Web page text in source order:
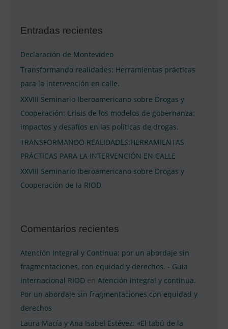
c
r
p
o
Entradas recientes
Declaración de Montevideo
Transformando realidades: Herramientas prácticas
para la intervención en calle.
XXVIII Seminario Iberoamericano sobre Drogas y
Cooperación: Crisis de los modelos de gobernanza:
impactos y desafíos en las políticas de drogas.
TRANSFORMANDO REALIDADES:HERRAMIENTAS
PRÁCTICAS PARA LA INTERVENCIÓN EN CALLE
XXVIII Seminario Iberoamericano sobre Drogas y
Cooperación de la RIOD
Comentarios recientes
Atención Integral y Continua: por un abordaje sin
fragmentaciones, con equidad y derechos. - Guía
internacional RIOD en Atención integral y continua.
Por un abordaje sin fragmentaciones con equidad y
derechos
Laura Macía y Ana Isabel Estévez: «El tabú de la